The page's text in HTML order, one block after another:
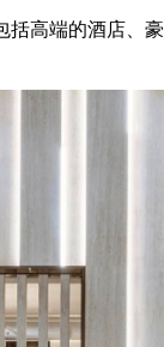
高端的酒店、